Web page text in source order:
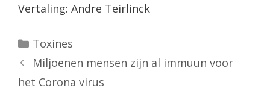
Vertaling: Andre Teirlinck
Categorieën
Toxines
Miljoenen mensen zijn al immuun voor
het Corona virus